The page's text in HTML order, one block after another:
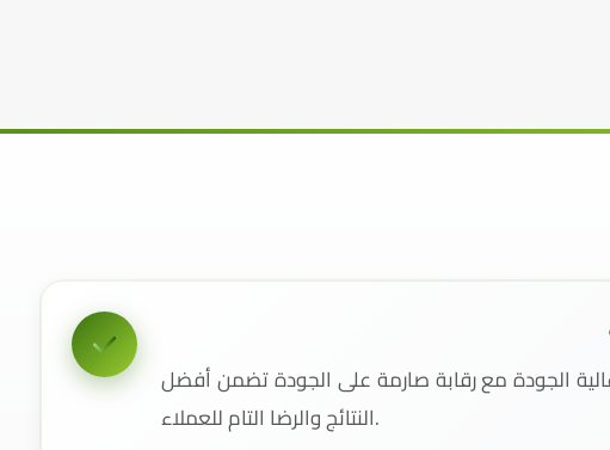
الجودة مع رقابة صارمة على الجودة تضمن أفضل
النتائج والرضا التام للعملاء.